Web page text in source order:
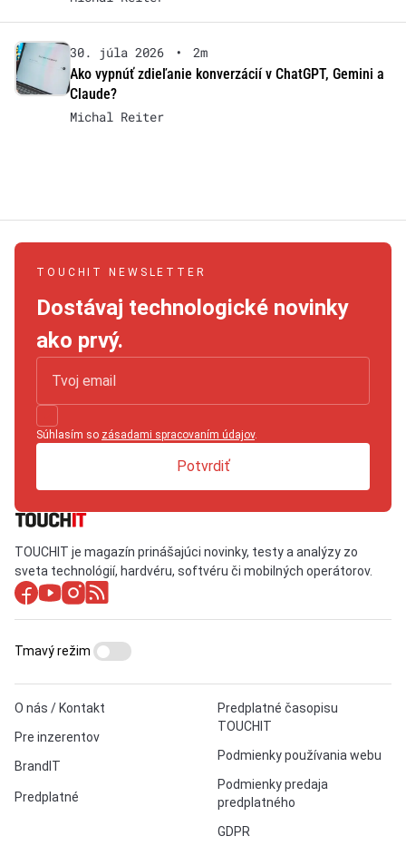
30. júla 2026 •
2m
Ako vypnúť zdieľanie konverzácií v ChatGPT, Gemini a
Claude?
Michal Reiter
TOUCHIT NEWSLETTER
Dostávaj technologické novinky
ako prvý.
Súhlasím so zásadami spracovaním údajov.
Potvrdiť
TOUCHIT je magazín prinášajúci novinky, testy a analýzy zo
sveta technológií, hardvéru, softvéru či mobilných operátorov.
O nás / Kontakt
Pre inzerentov
BrandIT
Predplatné
Predplatné časopisu
TOUCHIT
Podmienky používania webu
Podmienky predaja
predplatného
GDPR
Tmavý režim